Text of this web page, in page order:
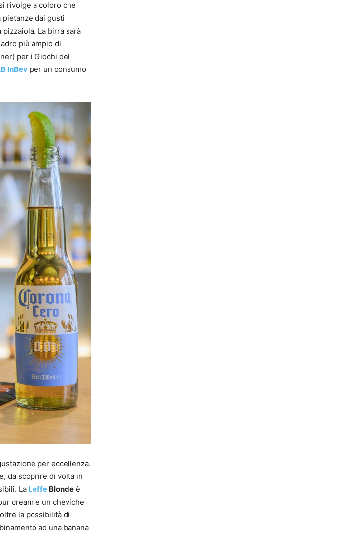
rivolge a coloro che
pietanze dai gusti
La birra sarà
più ampio di
per i Giochi del
InBev per un consumo
per eccellenza.
da scoprire di volta in
La Leffe Blonde è
cream e un cheviche
la possibilità di
ad una banana